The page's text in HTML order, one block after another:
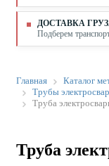
ДОСТАВКА
Подберем
Главная Каталог
Трубы
Труба
Труба